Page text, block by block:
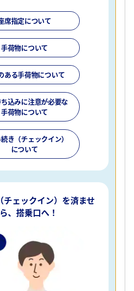
席指定について
手荷物について
ある手荷物について
込みに注意が必要な
手荷物について
き（チェックイン）
について
チェックイン）を済ませ
、搭乗口へ！